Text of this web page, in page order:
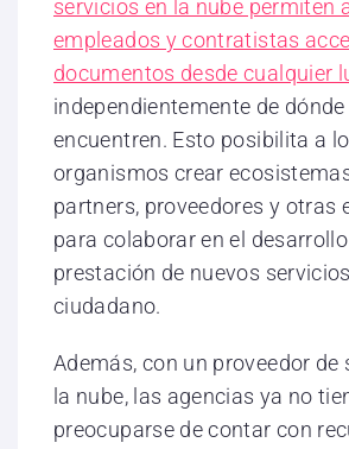
servicios en la nube permiten
empleados y contratistas
documentos desde cualquier
independientemente de dónde
encuentren. Esto posibilita a
organismos crear
partners, proveedores y otras
para colaborar en el
prestación de nuevos servicios
ciudadano.
Además, con un proveedor de
la nube, las agencias ya no
preocuparse de contar con